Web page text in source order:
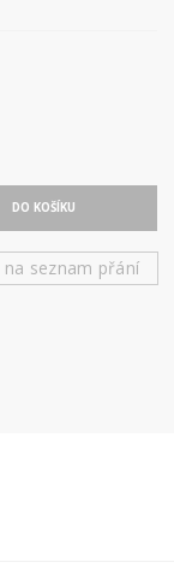
seznam přání